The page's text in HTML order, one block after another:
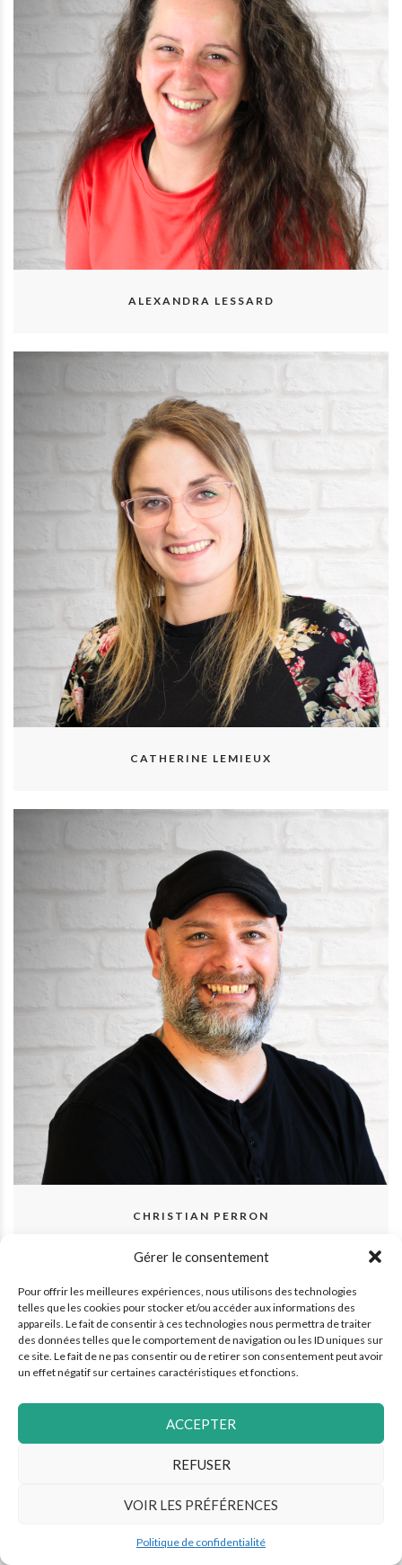
Gérer le consentement
Pour offrir les meilleures expériences, nous utilisons des technologies
telles que les cookies pour stocker et/ou accéder aux informations des
appareils. Le fait de consentir à ces technologies nous permettra de traiter
des données telles que le comportement de navigation ou les ID uniques sur
ce site. Le fait de ne pas consentir ou de retirer son consentement peut avoir
un effet négatif sur certaines caractéristiques et fonctions.
ACCEPTER
REFUSER
VOIR LES PRÉFÉRENCES
Politique de confidentialité
ALEXANDRA LESSARD
CATHERINE LEMIEUX
CHRISTIAN PERRON